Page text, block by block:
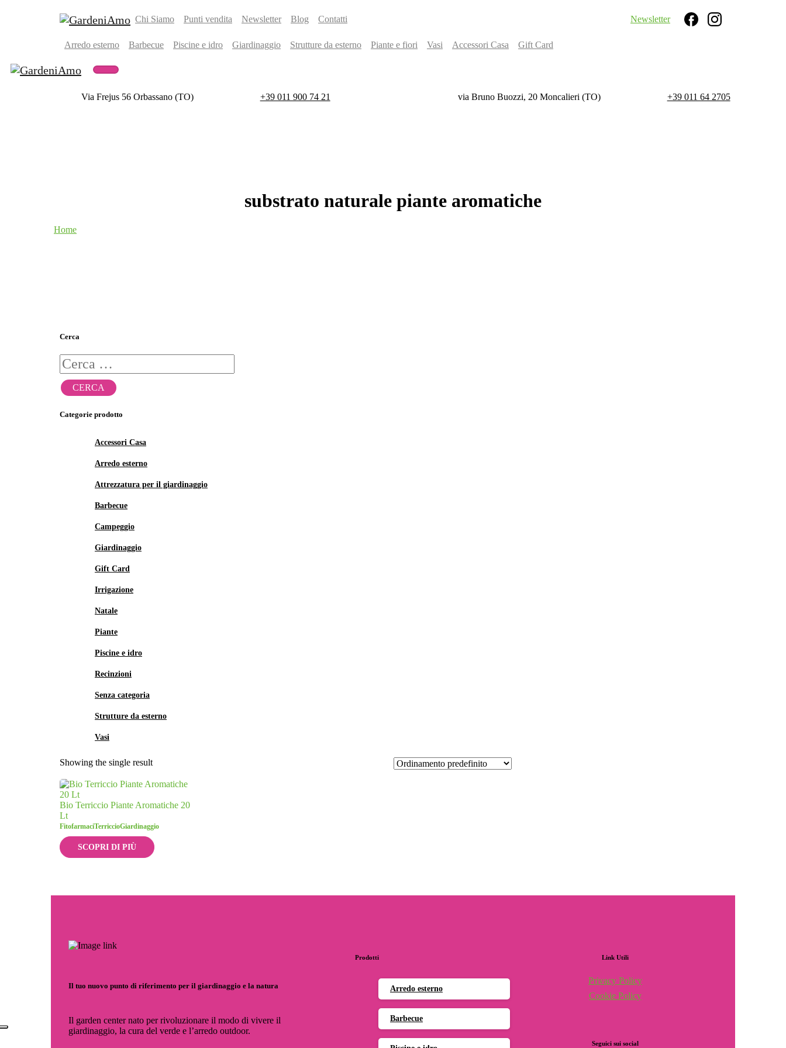
Chi Siamo Punti vendita Newsletter Blog Contatti Newsletter
Arredo esterno Barbecue Piscine e idro Giardinaggio Strutture da esterno Piante e fiori Vasi Accessori Casa Gift Card
Via Frejus 56 Orbassano (TO) +39 011 900 74 21 via Bruno Buozzi, 20 Moncalieri (TO) +39 011 64 2705
substrato naturale piante aromatiche
Home
Showing the single result
Bio Terriccio Piante Aromatiche 20
Lt
FitofarmaciTerriccioGiardinaggio
SCOPRI DI PIÙ
Cerca
Ricerca
per:
Categorie prodotto
Accessori Casa
Arredo esterno
Attrezzatura per il giardinaggio
Barbecue
Campeggio
Giardinaggio
Gift Card
Irrigazione
Natale
Piante
Piscine e idro
Recinzioni
Senza categoria
Strutture da esterno
Vasi
Il tuo nuovo punto di riferimento per il giardinaggio e la natura
Il garden center nato per rivoluzionare il modo di vivere il
giardinaggio, la cura del verde e l’arredo outdoor.
Prodotti
Arredo esterno
Barbecue
Link Utili
Privacy Policy
Cookie Policy
Seguici sui social